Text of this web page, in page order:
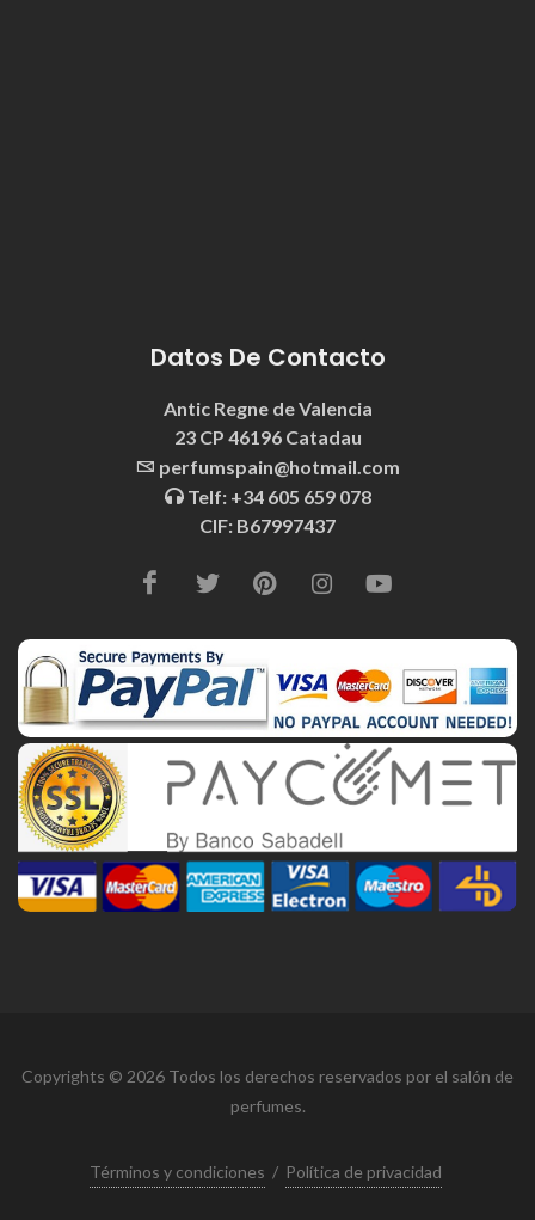
Datos De Contacto
Antic Regne de Valencia
23 CP 46196 Catadau
perfumspain@hotmail.com
Telf: +34 605 659 078
CIF: B67997437
Copyrights © 2026 Todos los derechos reservados por el salón de
perfumes.
Términos y condiciones / Política de privacidad